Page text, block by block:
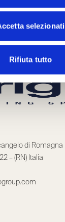
selezionati
Rifiuta tutto
di Romagna
– (RN) Italia